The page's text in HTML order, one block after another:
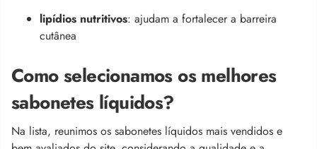
lipídios nutritivos: ajudam a fortalecer a barreira
cutânea
Como selecionamos os melhores
sabonetes líquidos?
Na lista, reunimos os sabonetes líquidos mais vendidos e